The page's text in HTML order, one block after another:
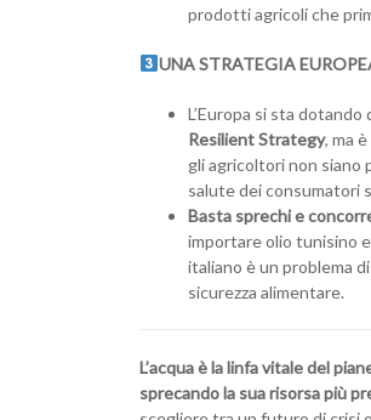
prodotti agricoli che
UNA STRATEGIA
L’Europa si sta dotando
Resilient Strategy, ma
gli agricoltori non siano
salute dei consumatori
Basta sprechi e
importare olio tunisino
italiano è un problema
sicurezza alimentare.
L’acqua è la linfa vitale del
sprecando la sua risorsa più